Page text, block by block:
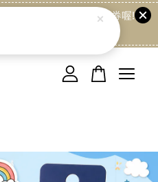
領取專屬折扣券喔!
前還是空的。